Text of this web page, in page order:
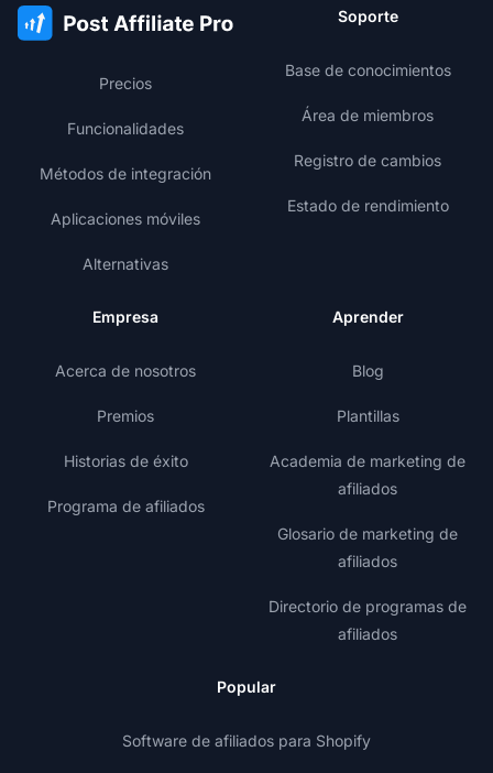
Precios
Funcionalidades
Métodos de integración
Aplicaciones móviles
Alternativas
Soporte
Base de conocimientos
Área de miembros
Registro de cambios
Estado de rendimiento
Empresa
Acerca de nosotros
Premios
Historias de éxito
Programa de afiliados
Aprender
Blog
Plantillas
Academia de marketing de
afiliados
Glosario de marketing de
afiliados
Directorio de programas de
afiliados
Popular
Software de afiliados para Shopify